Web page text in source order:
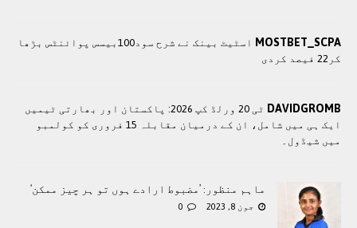
MOSTBET_SCPA
اسٹیٹ بینک نے شرح سود100بیسس پوائنٹس بڑھا
کر22 فیصد کردی
DAVIDGROMB
ٹی 20 ورلڈ کپ 2026: پاکستان اور بھارتی ٹیمیں
ایک ہی میں شامل، ان کے درمیان مقابلہ 15 فروری کو کولمبو
میں شیڈول۔
ماہم منظور: ’مضبوط ارادے ہوں تو ہر چیز ممکن‘
جون 8, 2023 0